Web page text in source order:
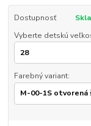
Dostupnosť
Vyberte detskú
Farebný variant: